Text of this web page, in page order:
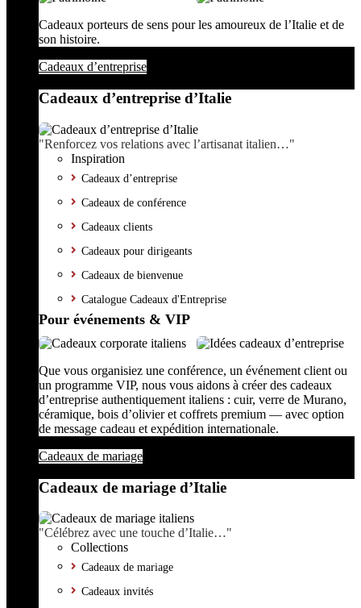
Cadeaux porteurs de sens pour les amoureux de l’Italie et de
son histoire.
Cadeaux d’entreprise
Cadeaux d’entreprise d’Italie
"Renforcez vos relations avec l’artisanat italien…"
Inspiration
Cadeaux d’entreprise
Cadeaux de conférence
Cadeaux clients
Cadeaux pour dirigeants
Cadeaux de bienvenue
Catalogue Cadeaux d'Entreprise
Pour événements & VIP
Que vous organisiez une conférence, un événement client ou
un programme VIP, nous vous aidons à créer des cadeaux
d’entreprise authentiquement italiens : cuir, verre de Murano,
céramique, bois d’olivier et coffrets premium — avec option
de message cadeau et expédition internationale.
Cadeaux de mariage
Cadeaux de mariage d’Italie
"Célébrez avec une touche d’Italie…"
Collections
Cadeaux de mariage
Cadeaux invités